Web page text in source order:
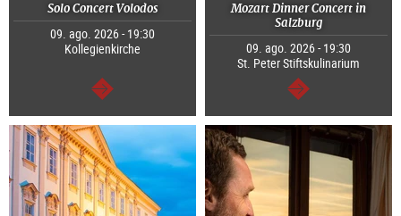
Solo Concert Volodos
09. ago. 2026 - 19:30
Kollegienkirche
segue
Mozart Dinner Concert in
Salzburg
09. ago. 2026 - 19:30
St. Peter Stiftskulinarium
segue